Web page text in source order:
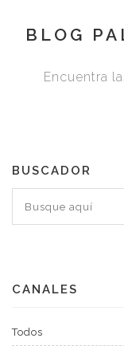
BLOG
Encuentra
BUSCADOR
CANALES
Todos